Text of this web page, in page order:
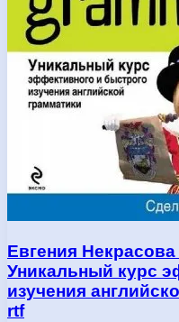
Евгения
Уникальный курс
изучения
rtf